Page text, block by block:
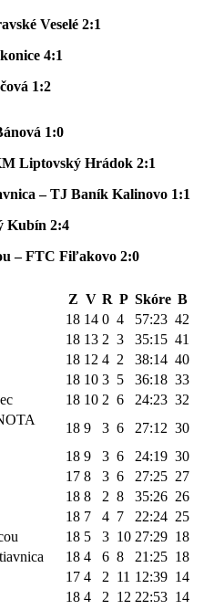
Veselé 2:1
4:1
1:2
1:0
Liptovský Hrádok 2:1
– TJ Baník Kalinovo 1:1
Kubín 2:4
– FTC Fiľakovo 2:0
Z V R P Skóre B
18 14 0 4 57:23 42
18 13 2 3 35:15 41
18 12 4 2 38:14 40
18 10 3 5 36:18 33
18 10 2 6 24:23 32
18 9 3 6 27:12 30
18 9 3 6 24:19 30
17 8 3 6 27:25 27
18 8 2 8 35:26 26
18 7 4 7 22:24 25
18 5 3 10 27:29 18
18 4 6 8 21:25 18
17 4 2 11 12:39 14
18 4 2 12 22:53 14